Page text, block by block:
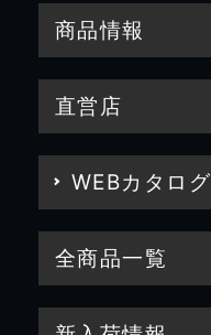
商品情報
直営店
WEBカタログ
全商品一覧